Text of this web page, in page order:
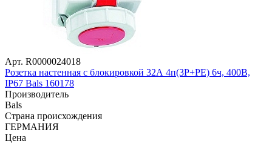
Арт. R0000024018
Розетка настенная с блокировкой 32А 4п(3Р+PE) 6ч, 400В,
IP67 Bals 160178
Производитель
Bals
Страна происхождения
ГЕРМАНИЯ
Цена